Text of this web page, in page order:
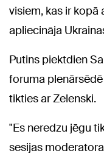
visiem, kas ir kopā
apliecināja
Putins piektdien
foruma
tikties ar Zelenski.
"Es neredzu jēgu
sesijas